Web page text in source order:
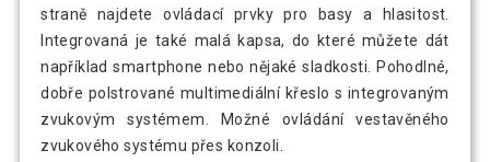
straně najdete ovládací prvky pro basy a hlasitost.
Integrovaná je také malá kapsa, do které můžete dát
například smartphone nebo nějaké sladkosti. Pohodlné,
dobře polstrované multimediální křeslo s integrovaným
zvukovým systémem. Možné ovládání vestavěného
zvukového systému přes konzoli.